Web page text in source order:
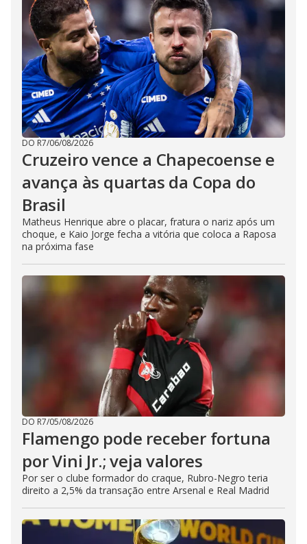
DO R7/06/08/2026
Cruzeiro vence a Chapecoense e
avança às quartas da Copa do
Brasil
Matheus Henrique abre o placar, fratura o nariz após um
choque, e Kaio Jorge fecha a vitória que coloca a Raposa
na próxima fase
DO R7/05/08/2026
Flamengo pode receber fortuna
por Vini Jr.; veja valores
Por ser o clube formador do craque, Rubro-Negro teria
direito a 2,5% da transação entre Arsenal e Real Madrid